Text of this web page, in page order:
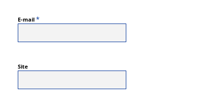
E-mail *
Site